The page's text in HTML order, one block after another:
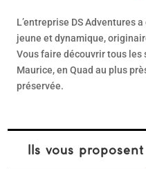
L’entreprise DS Adventures
jeune et dynamique,
Vous faire découvrir tous les
Maurice, en Quad au plus
préservée.
Ils vous proposent